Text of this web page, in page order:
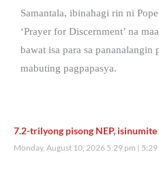
Samantala, ibinahagi rin ni
‘Prayer for Discernment’ na
bawat isa para sa pananalangin
mabuting pagpapasya.
7.2-trilyong pisong NEP,
Monday, August 10, 2026 5:29 pm 5:29